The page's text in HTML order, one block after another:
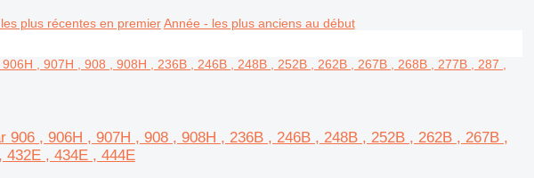
plus récentes en premier Année - les plus anciens au début
, 906H , 907H , 908 , 908H , 236B , 246B , 248B , 252B , 262B , 267B ,
432E , 434E , 444E